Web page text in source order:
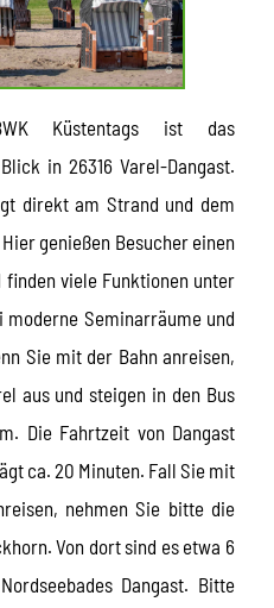
Küstentags ist das
in 26316 Varel-Dangast.
direkt am Strand und dem
genießen Besucher einen
viele Funktionen unter
moderne Seminarräume und
Sie mit der Bahn anreisen,
aus und steigen in den Bus
Die Fahrtzeit von Dangast
ca. 20 Minuten. Fall Sie mit
nehmen Sie bitte die
Von dort sind es etwa 6
Dangast. Bitte